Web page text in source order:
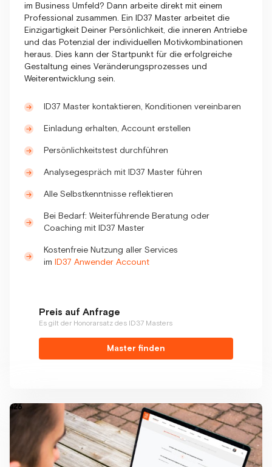
im Business Umfeld? Dann arbeite direkt mit einem
Professional zusammen. Ein ID37 Master arbeitet die
Einzigartigkeit Deiner Persönlichkeit, die inneren Antriebe
und das Potenzial der individuellen Motivkombinationen
heraus. Dies kann der Startpunkt für die erfolgreiche
Gestaltung eines Veränderungsprozesses und
Weiterentwicklung sein.
ID37 Master kontaktieren, Konditionen vereinbaren
Einladung erhalten, Account erstellen
Persönlichkeitstest durchführen
Analysegespräch mit ID37 Master führen
Alle Selbstkenntnisse reflektieren
Bei Bedarf: Weiterführende Beratung oder
Coaching mit ID37 Master
Kostenfreie Nutzung aller Services
im ID37 Anwender Account
Preis auf Anfrage
Es gilt der Honorarsatz des ID37 Masters
Master finden